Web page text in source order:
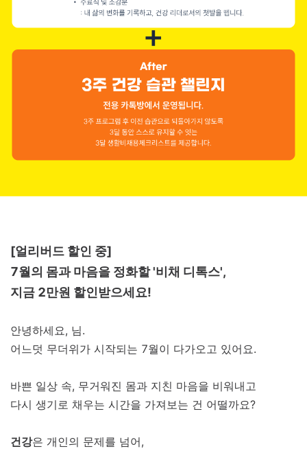
[얼리버드 할인 중]
7월의 몸과 마음을 정화할 '비채 디톡스',
지금 2만원 할인받으세요!
안녕하세요, 님.
어느덧 무더위가 시작되는 7월이 다가오고 있어요.
바쁜 일상 속, 무거워진 몸과 지친 마음을 비워내고
다시 생기로 채우는 시간을 가져보는 건 어떨까요?
건강은 개인의 문제를 넘어,